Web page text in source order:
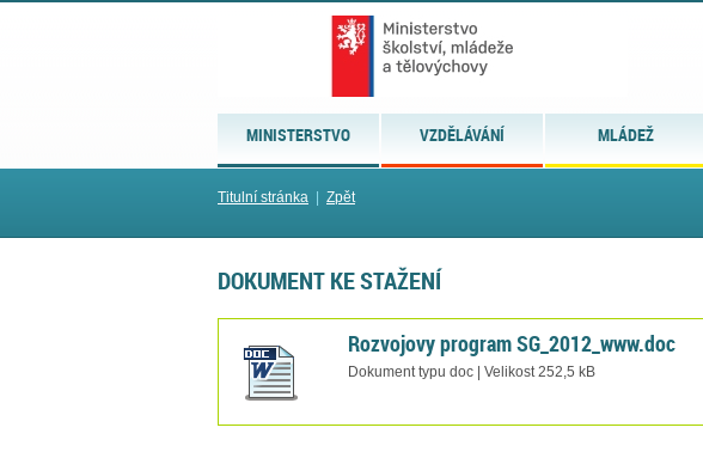
MINISTERSTVO VZDĚLÁVÁNÍ MLÁDEŽ
Titulní stránka Zpět
DOKUMENT KE STAŽENÍ
Rozvojovy program SG_2012_www.doc
Dokument typu doc | Velikost 252,5 kB